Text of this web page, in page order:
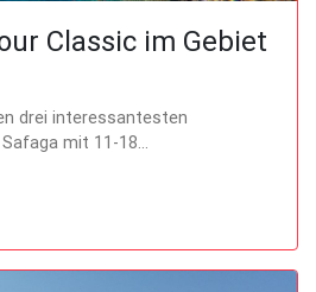
Classic im Gebiet
drei interessantesten
mit 11-18...